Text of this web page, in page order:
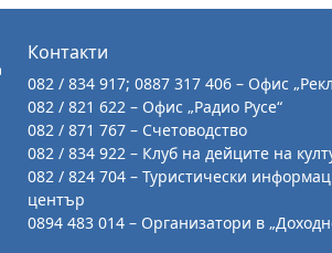
Контакти
082 / 834 917; 0887 317 406 – Офис
082 / 821 622 – Офис „Радио Русе“
082 / 871 767 – Счетоводство
082 / 834 922 – Клуб на дейците на
082 / 824 704 – Туристически
център
0894 483 014 – Организатори в